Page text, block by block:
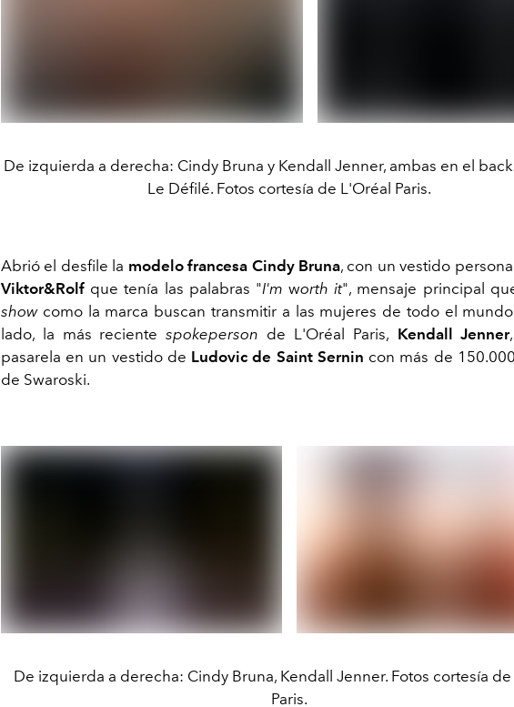
De izquierda a derecha: Cindy Bruna y Kendall Jenner, ambas en el
Le Défilé. Fotos cortesía de L'Oréal Paris.
Abrió el desfile la modelo francesa Cindy Bruna, con un vestido
Viktor&Rolf que tenía las palabras "I'm worth it", mensaje principal
showcomo la marca buscan transmitir a las mujeres de todo el
lado, la más reciente spokeperson de L'Oréal Paris, Kendall Jenner
pasarela en un vestido de Ludovic de Saint Sernin con más de
de Swaroski.
De izquierda a derecha: Cindy Bruna, Kendall Jenner. Fotos cortesía
Paris.